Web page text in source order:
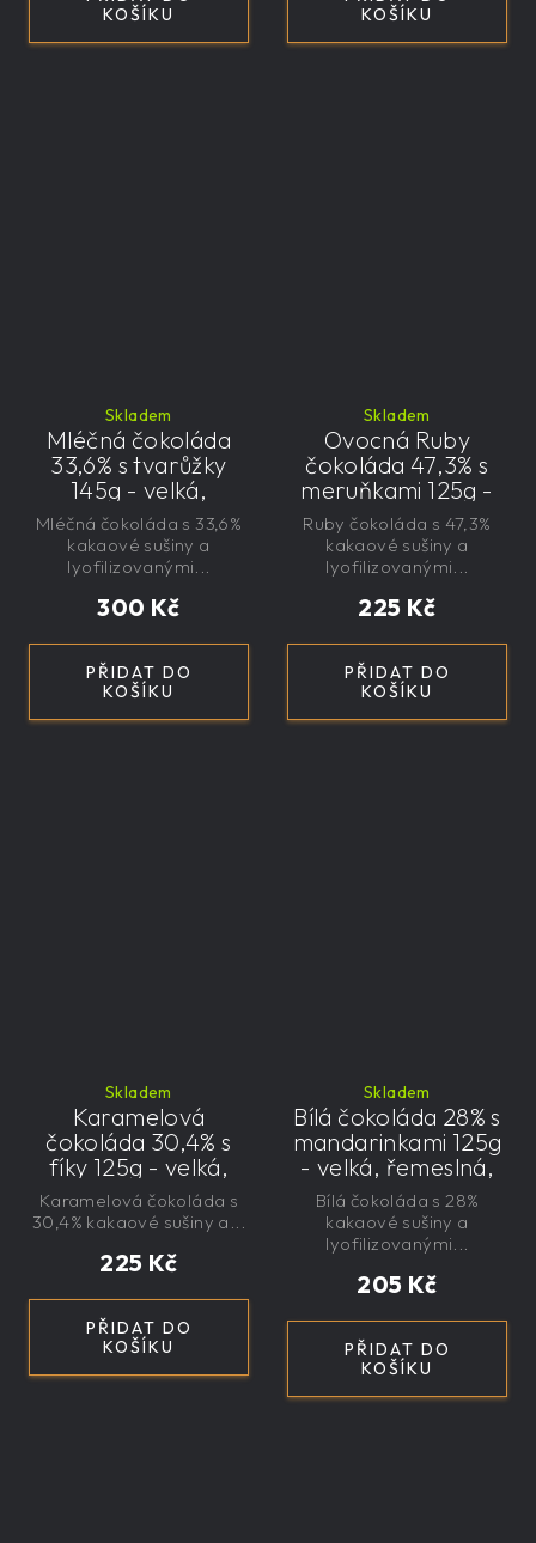
KOŠÍKU
KOŠÍKU
Skladem
Mléčná čokoláda
33,6% s tvarůžky
145g - velká,
řemeslná,
exkluzivní, dárková
300 Kč
PŘIDAT DO
KOŠÍKU
Mléčná čokoláda s 33,6%
kakaové sušiny a
lyofilizovanými...
Skladem
Ovocná Ruby
čokoláda 47,3% s
meruňkami 125g -
velká, řemeslná,
exkluzivní, dárková i
225 Kč
PŘIDAT DO
KOŠÍKU
Ruby čokoláda s 47,3%
kakaové sušiny a
lyofilizovanými...
Skladem
Karamelová
čokoláda 30,4% s
fíky 125g - velká,
řemeslná,
exkluzivní, dárková
225 Kč
PŘIDAT DO
KOŠÍKU
Karamelová čokoláda s
30,4% kakaové sušiny a...
Skladem
Bílá čokoláda 28% s
mandarinkami 125g
- velká, řemeslná,
exkluzivní, dárková
205 Kč
PŘIDAT DO
KOŠÍKU
Bílá čokoláda s 28%
kakaové sušiny a
lyofilizovanými...